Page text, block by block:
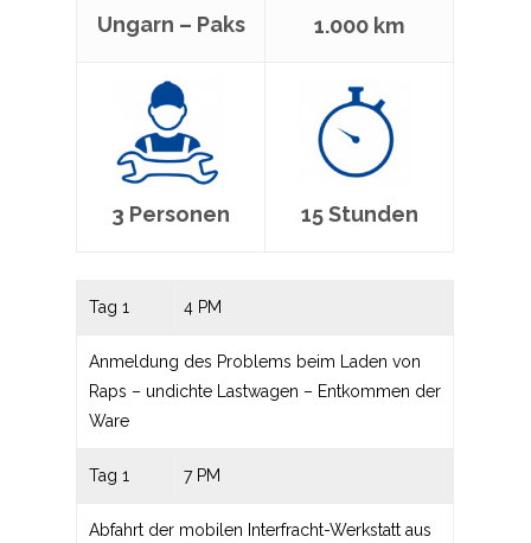
Ungarn – Paks 1.000 km
3 Personen 15 Stunden
Tag 1 4 PM
Anmeldung des Problems beim Laden von
Raps – undichte Lastwagen – Entkommen der
Ware
Tag 1 7 PM
Abfahrt der mobilen Interfracht-Werkstatt aus